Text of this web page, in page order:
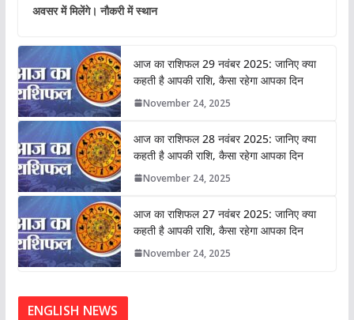
अवसर में मिलेंगे। नौकरी में स्थान
आज का राशिफल 29 नवंबर 2025: जानिए क्या
कहती है आपकी राशि, कैसा रहेगा आपका दिन
November 24, 2025
आज का राशिफल 28 नवंबर 2025: जानिए क्या
कहती है आपकी राशि, कैसा रहेगा आपका दिन
November 24, 2025
आज का राशिफल 27 नवंबर 2025: जानिए क्या
कहती है आपकी राशि, कैसा रहेगा आपका दिन
November 24, 2025
ENGLISH NEWS